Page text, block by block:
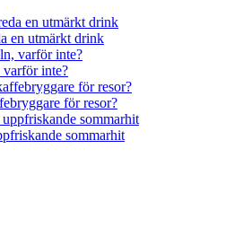
en utmärkt drink
inte?
för resor?
sommarhit